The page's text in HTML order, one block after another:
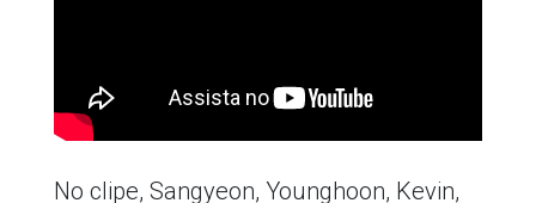
No clipe, Sangyeon, Younghoon, Kevin,